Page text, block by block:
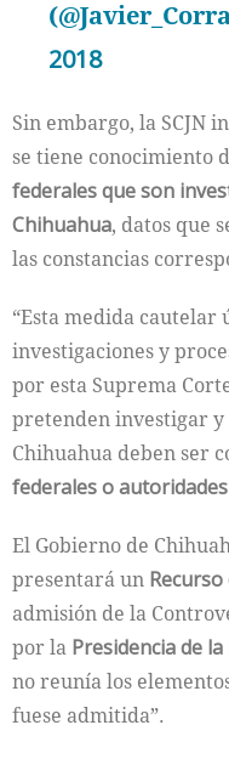
2018
Sin embargo, la SCJN
se tiene conocimiento
federales que son
Chihuahua, datos que
las constancias
“Esta medida cautelar
investigaciones y
por esta Suprema
pretenden investigar
Chihuahua deben ser
federales o
El Gobierno de
presentará un Recurso
admisión de la
por la Presidencia de
no reunía los
fuese admitida”.